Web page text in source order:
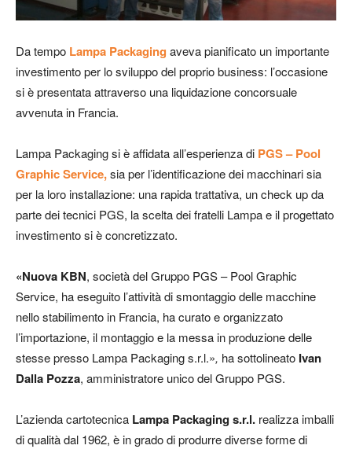
Da tempo Lampa Packaging aveva pianificato un importante
investimento per lo sviluppo del proprio business: l’occasione
si è presentata attraverso una liquidazione concorsuale
avvenuta in Francia.
Lampa Packaging si è affidata all’esperienza di PGS – Pool
Graphic Service,sia per l’identificazione dei macchinari sia
per la loro installazione: una rapida trattativa, un check up da
parte dei tecnici PGS, la scelta dei fratelli Lampa e il progettato
investimento si è concretizzato.
«Nuova KBN, società del Gruppo PGS – Pool Graphic
Service, ha eseguito l’attività di smontaggio delle macchine
nello stabilimento in Francia, ha curato e organizzato
l’importazione, il montaggio e la messa in produzione delle
stesse presso Lampa Packaging s.r.l.», ha sottolineato Ivan
Dalla Pozza, amministratore unico del Gruppo PGS.
L’azienda cartotecnica Lampa Packaging s.r.l. realizza imballi
di qualità dal 1962, è in grado di produrre diverse forme di